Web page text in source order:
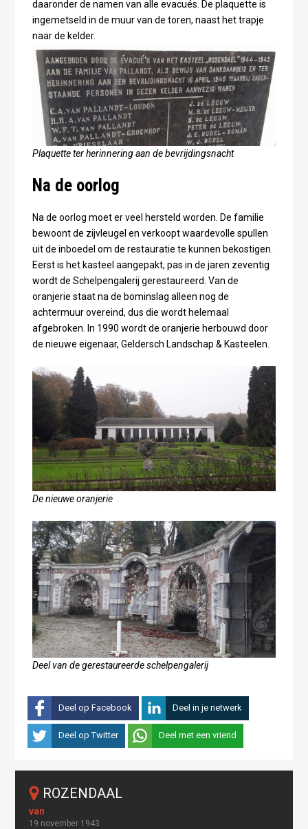
daaronder de namen van alle evacués. De plaquette is
ingemetseld in de muur van de toren, naast het trapje
naar de kelder.
Plaquette ter herinnering aan de bevrijdingsnacht
Na de oorlog
Na de oorlog moet er veel hersteld worden. De familie
bewoont de zijvleugel en verkoopt waardevolle spullen
uit de inboedel om de restauratie te kunnen bekostigen.
Eerst is het kasteel aangepakt, pas in de jaren zeventig
wordt de Schelpengalerij gerestaureerd. Van de
oranjerie staat na de bominslag alleen nog de
achtermuur overeind, dus die wordt helemaal
afgebroken. In 1990 wordt de oranjerie herbouwd door
de nieuwe eigenaar, Geldersch Landschap & Kasteelen.
De nieuwe oranjerie
Deel van de gerestaureerde schelpengalerij
Deel op Facebook Deel in je netwerk
Deel op Twitter Deel met een vriend
ROZENDAAL
19 november 1943